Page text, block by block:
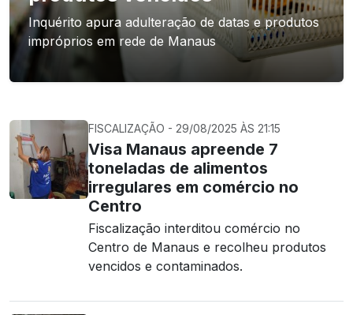
Inquérito apura adulteração de datas e produtos
impróprios em rede de Manaus
FISCALIZAÇÃO - 29/08/2025 ÀS 21:15
Visa Manaus apreende 7
toneladas de alimentos
irregulares em comércio no
Centro
Fiscalização interditou comércio no
Centro de Manaus e recolheu produtos
vencidos e contaminados.